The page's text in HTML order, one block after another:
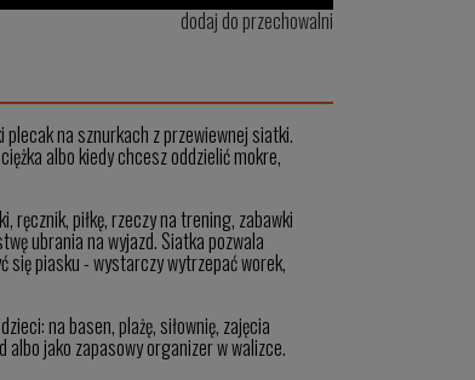
dodaj do przechowalni
plecak na sznurkach z przewiewnej siatki.
albo kiedy chcesz oddzielić mokre,
ręcznik, piłkę, rzeczy na trening, zabawki
ubrania na wyjazd. Siatka pozwala
się piasku - wystarczy wytrzepać worek,
na basen, plażę, siłownię, zajęcia
jako zapasowy organizer w walizce.